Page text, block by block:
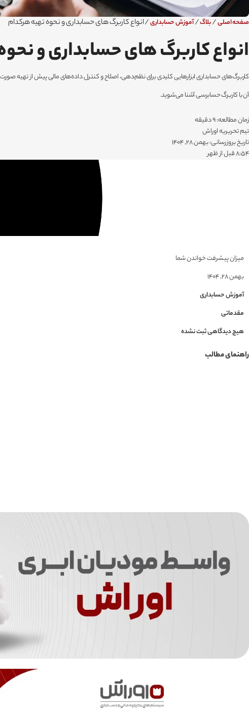
صفحه اصلی/بلاگ/آموزش حسابداری/انواع کاربرگ های حسابداری و نحوه تهیه هرکدام
انواع کاربرگ های حسابداری و
کاربرگ‌های حسابداری ابزارهایی کلیدی برای نظم‌دهی، اصلاح و کنترل داده‌های مالی پیش از تهیه
آن با کاربرگ حسابرسی آشنا می‌شوید.
زمان مطالعه: 9 دقیقه
تیم تحریریه اوراش
تاریخ بروزرسانی: بهمن 28, 1404
۸:۵۴ قبل از ظهر
میزان پیشرفت خواندن شما
بهمن ۲۸, ۱۴۰۴
آموزش حسابداری
مقدماتی
هیچ دیدگاهی ثبت نشده
راهنمای مطالب